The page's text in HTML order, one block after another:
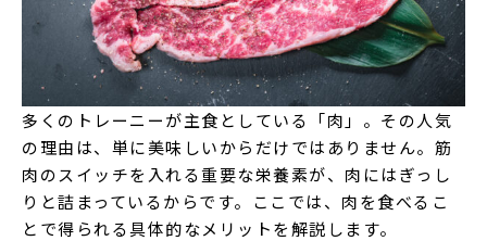
多くのトレーニーが主食としている「肉」。その人気
の理由は、単に美味しいからだけではありません。筋
肉のスイッチを入れる重要な栄養素が、肉にはぎっし
りと詰まっているからです。ここでは、肉を食べるこ
とで得られる具体的なメリットを解説します。